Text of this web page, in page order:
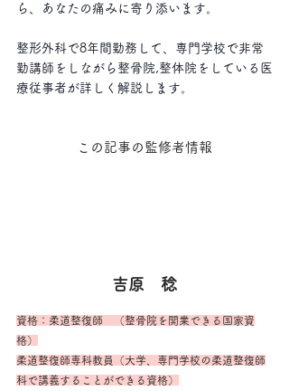
ら、あなたの痛みに寄り添います。
整形外科で8年間勤務して、専門学校で非常
勤講師をしながら整骨院,整体院をしている医
療従事者が詳しく解説します。
この記事の監修者情報
吉原　稔
資格：柔道整復師　（整骨院を開業できる国家資
格）
柔道整復師専科教員（大学、専門学校の柔道整復師
科で講義することができる資格）